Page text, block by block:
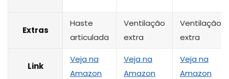
Extras
Haste
articulada
Ventilação
extra
Ventilação
extra
Link
Veja na
Amazon
Veja na
Amazon
Veja na
Amazon